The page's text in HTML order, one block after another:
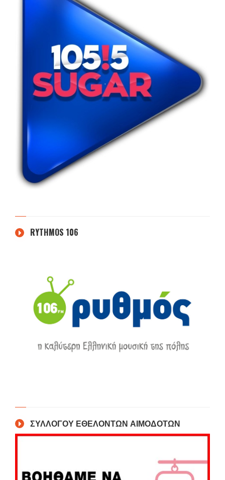
RYTHMOS 106
ΣΥΛΛΟΓΟΥ ΕΘΕΛΟΝΤΩΝ ΑΙΜΟΔΟΤΩΝ